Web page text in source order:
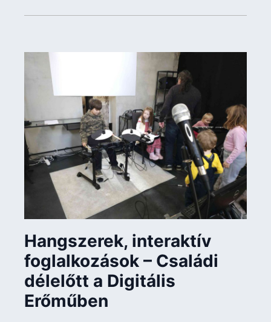
Hangszerek, interaktív
foglalkozások – Családi
délelőtt a Digitális
Erőműben